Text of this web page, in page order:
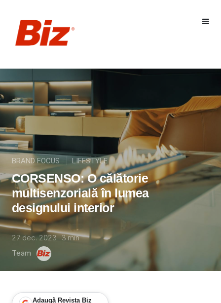
BRAND FOCUS LIFESTYLE
CORSENSO: O călătorie
multisenzorială în lumea
designului interior
27 dec. 2023 3min
Team
Adaugă Revista Biz